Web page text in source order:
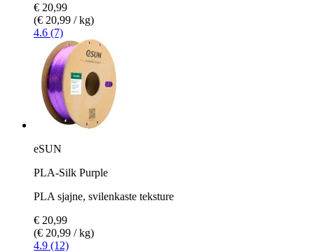
€ 20,99
(€ 20,99 / kg)
4.6 (7)
eSUN
PLA-Silk Purple
PLA sjajne, svilenkaste teksture
€ 20,99
(€ 20,99 / kg)
4.9 (12)